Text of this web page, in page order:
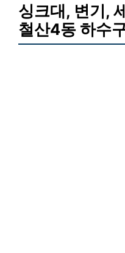
싱크대, 변기,
철산4동 하수